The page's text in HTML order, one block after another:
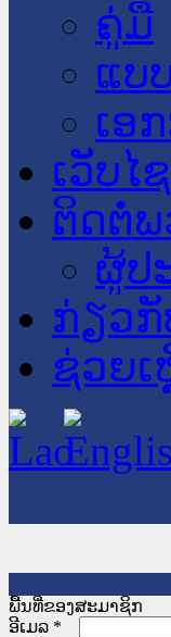
ຄູ່ມື
ແບ
ເອ
ເວັບໄ
ຕິດຕໍ່ພ
ຜູ້ປ
ກ່ຽວກັ
ຊ່ວຍເ
ພື້ນທີ່ຂອງສະມາຊິກ
ອີເມລ *